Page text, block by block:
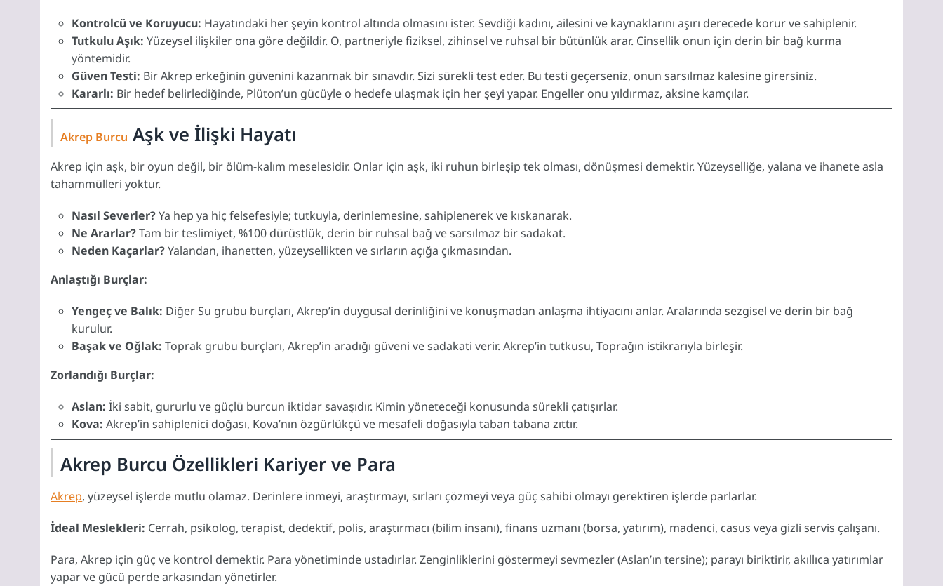
Kontrolcü ve Koruyucu: Hayatındaki her şeyin kontrol altında olmasını ister. Sevdiği kadını, ailesini ve kaynaklarını aşırı derecede korur ve sahiplenir.
Tutkulu Aşık: Yüzeysel ilişkiler ona göre değildir. O, partneriyle fiziksel, zihinsel ve ruhsal bir bütünlük arar. Cinsellik onun için derin bir bağ kurma
yöntemidir.
Güven Testi: Bir Akrep erkeğinin güvenini kazanmak bir sınavdır. Sizi sürekli test eder. Bu testi geçerseniz, onun sarsılmaz kalesine girersiniz.
Kararlı: Bir hedef belirlediğinde, Plüton’un gücüyle o hedefe ulaşmak için her şeyi yapar. Engeller onu yıldırmaz, aksine kamçılar.
Akrep Burcu Aşk ve İlişki Hayatı
Akrep için aşk, bir oyun değil, bir ölüm-kalım meselesidir. Onlar için aşk, iki ruhun birleşip tek olması, dönüşmesi demektir. Yüzeyselliğe, yalana ve ihanete asla
tahammülleri yoktur.
Nasıl Severler?Ya hep ya hiç felsefesiyle; tutkuyla, derinlemesine, sahiplenerek ve kıskanarak.
Ne Ararlar?Tam bir teslimiyet, %100 dürüstlük, derin bir ruhsal bağ ve sarsılmaz bir sadakat.
Neden Kaçarlar?Yalandan, ihanetten, yüzeysellikten ve sırların açığa çıkmasından.
Anlaştığı Burçlar:
Yengeç ve Balık: Diğer Su grubu burçları, Akrep’in duygusal derinliğini ve konuşmadan anlaşma ihtiyacını anlar. Aralarında sezgisel ve derin bir bağ
kurulur.
Başak ve Oğlak: Toprak grubu burçları, Akrep’in aradığı güveni ve sadakati verir. Akrep’in tutkusu, Toprağın istikrarıyla birleşir.
Zorlandığı Burçlar:
Aslan: İki sabit, gururlu ve güçlü burcun iktidar savaşıdır. Kimin yöneteceği konusunda sürekli çatışırlar.
Kova: Akrep’in sahiplenici doğası, Kova’nın özgürlükçü ve mesafeli doğasıyla taban tabana zıttır.
Akrep Burcu Özellikleri Kariyer ve Para
Akrep, yüzeysel işlerde mutlu olamaz. Derinlere inmeyi, araştırmayı, sırları çözmeyi veya güç sahibi olmayı gerektiren işlerde parlarlar.
İdeal Meslekleri: Cerrah, psikolog, terapist, dedektif, polis, araştırmacı (bilim insanı), finans uzmanı (borsa, yatırım), madenci, casus veya gizli servis çalışanı.
Para, Akrep için güç ve kontrol demektir. Para yönetiminde ustadırlar. Zenginliklerini göstermeyi sevmezler (Aslan’ın tersine); parayı biriktirir, akıllıca yatırımlar
yapar ve gücü perde arkasından yönetirler.